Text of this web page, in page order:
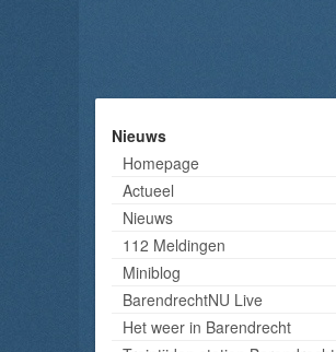
Nieuws
Homepage
Actueel
Nieuws
112 Meldingen
Miniblog
BarendrechtNU Live
Het weer in Barendrecht